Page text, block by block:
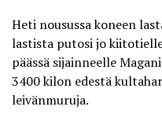
Heti nousussa koneen
lastista putosi jo
päässä sijainneelle
3400 kilon edestä
leivänmuruja.